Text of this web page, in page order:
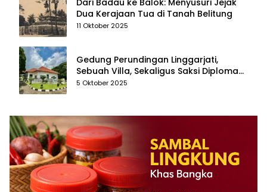
Dari Badau ke Balok: Menyusuri Jejak
Dua Kerajaan Tua di Tanah Belitung
11 Oktober 2025
Gedung Perundingan Linggarjati,
Sebuah Villa, Sekaligus Saksi Diplomasi
yang Mengubah Arah Bangsa
5 Oktober 2025